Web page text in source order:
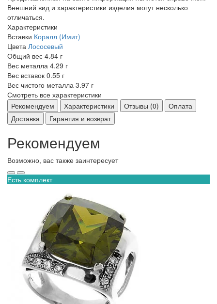
Внешний вид и характеристики изделия могут несколько
отличаться.
Характеристики
Вставки Коралл (Имит)
Цвета Лососевый
Общий вес 4.84 г
Вес металла 4.29 г
Вес вставок 0.55 г
Вес чистого металла 3.97 г
Смотреть все характеристики
Рекомендуем
Характеристики Отзывы (0)
Оплата
Доставка
Гарантия и возврат
Рекомендуем
Возможно, вас также заинтересует
Есть комплект